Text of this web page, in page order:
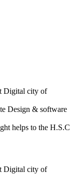
Digital city of
Design & software
helps to the H.S.C
Digital city of